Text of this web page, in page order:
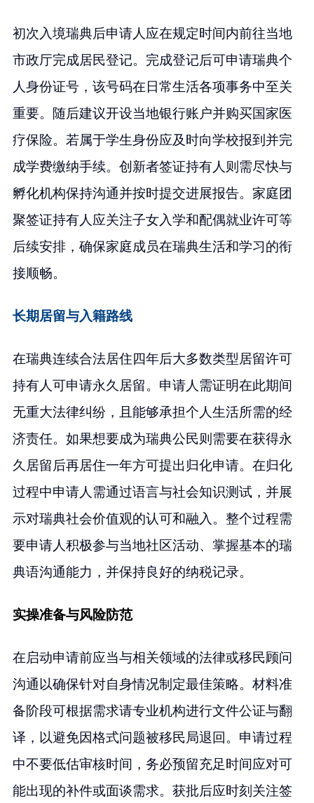
初次入境瑞典后申请人应在规定时间内前往当地
市政厅完成居民登记。完成登记后可申请瑞典个
人身份证号，该号码在日常生活各项事务中至关
重要。随后建议开设当地银行账户并购买国家医
疗保险。若属于学生身份应及时向学校报到并完
成学费缴纳手续。创新者签证持有人则需尽快与
孵化机构保持沟通并按时提交进展报告。家庭团
聚签证持有人应关注子女入学和配偶就业许可等
后续安排，确保家庭成员在瑞典生活和学习的衔
接顺畅。
长期居留与入籍路线
在瑞典连续合法居住四年后大多数类型居留许可
持有人可申请永久居留。申请人需证明在此期间
无重大法律纠纷，且能够承担个人生活所需的经
济责任。如果想要成为瑞典公民则需要在获得永
久居留后再居住一年方可提出归化申请。在归化
过程中申请人需通过语言与社会知识测试，并展
示对瑞典社会价值观的认可和融入。整个过程需
要申请人积极参与当地社区活动、掌握基本的瑞
典语沟通能力，并保持良好的纳税记录。
实操准备与风险防范
在启动申请前应当与相关领域的法律或移民顾问
沟通以确保针对自身情况制定最佳策略。材料准
备阶段可根据需求请专业机构进行文件公证与翻
译，以避免因格式问题被移民局退回。申请过程
中不要低估审核时间，务必预留充足时间应对可
能出现的补件或面谈需求。获批后应时刻关注签